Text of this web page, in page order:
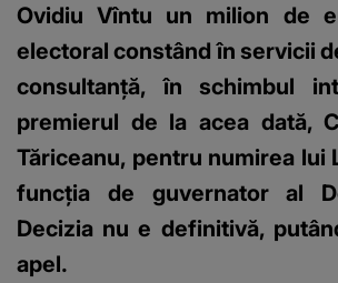
Ovidiu Vîntu un milion de
electoral constând în servicii
consultanţă, în schimbul
premierul de la acea dată,
Tăriceanu, pentru numirea lui
funcţia de guvernator al
Decizia nu e definitivă,
apel.